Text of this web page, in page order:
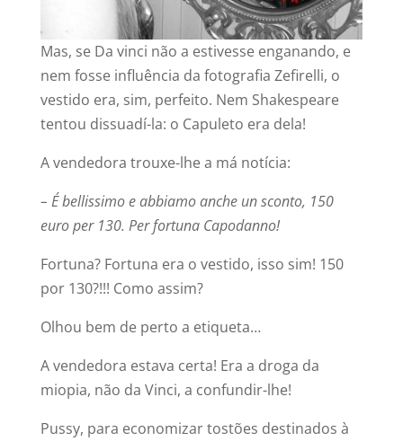
Mas, se Da vinci não a estivesse enganando, e
nem fosse influência da fotografia Zefirelli, o
vestido era, sim, perfeito. Nem Shakespeare
tentou dissuadí-la: o Capuleto era dela!
A vendedora trouxe-lhe a má notícia:
– É bellissimo e abbiamo anche un sconto, 150
euro per 130. Per fortuna Capodanno!
Fortuna? Fortuna era o vestido, isso sim! 150
por 130?!!! Como assim?
Olhou bem de perto a etiqueta…
A vendedora estava certa! Era a droga da
miopia, não da Vinci, a confundir-lhe!
Pussy, para economizar tostões destinados à